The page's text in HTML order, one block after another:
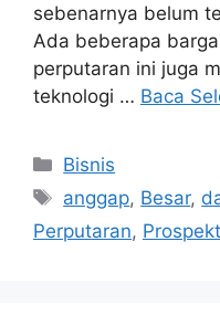
sebenarnya belum
Ada beberapa
perputaran ini juga
teknologi … Baca
Kategori
Bisnis
Tag
anggap, Besar,
Perputaran,